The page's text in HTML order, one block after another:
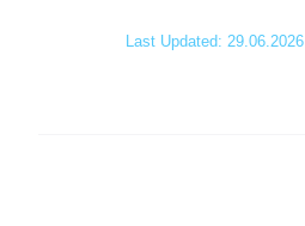
Last Updated: 29.06.2026